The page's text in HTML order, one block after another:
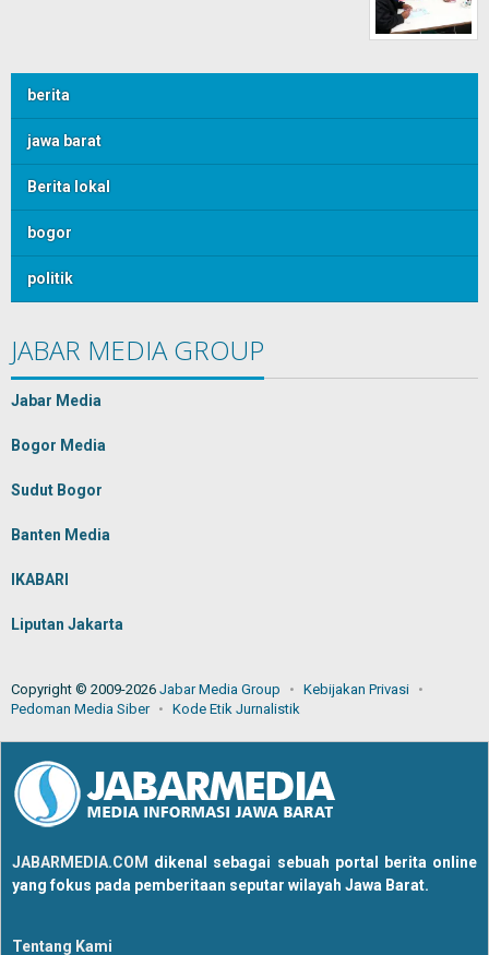
berita
jawa barat
Berita lokal
bogor
politik
JABAR MEDIA GROUP
Jabar Media
Bogor Media
Sudut Bogor
Banten Media
IKABARI
Liputan Jakarta
Copyright © 2009-2026 Jabar Media Group
Kebijakan Privasi
Pedoman Media Siber
Kode Etik Jurnalistik
JABARMEDIA.COM dikenal sebagai sebuah portal berita online
yang fokus pada pemberitaan seputar wilayah Jawa Barat.
Tentang Kami